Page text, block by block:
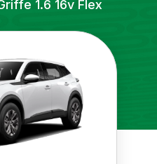
1.6 16v Flex